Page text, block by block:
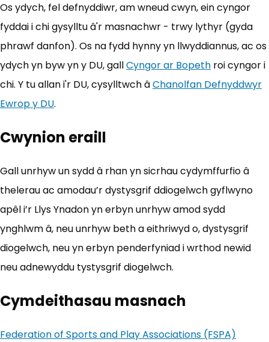
Os ydych, fel defnyddiwr, am wneud cwyn, ein cyngor
fyddai i chi gysylltu â'r masnachwr - trwy lythyr (gyda
phrawf danfon). Os na fydd hynny yn llwyddiannus, ac os
ydych yn byw yn y DU, gallCyngor ar Bopeth (yn agor
roi cyngor i
chi. Y tu allan i'r DU, cysylltwch âChanolfan Defnyddwyr
Ewrop y DU(yn agor mewn tab newydd)
.
Cwynion eraill
Gall unrhyw un sydd â rhan yn sicrhau cydymffurfio â
thelerau ac amodau’r dystysgrif ddiogelwch gyflwyno
apêl i’r Llys Ynadon yn erbyn unrhyw amod sydd
ynghlwm â, neu unrhyw beth a eithriwyd o, dystysgrif
diogelwch, neu yn erbyn penderfyniad i wrthod newid
neu adnewyddu tystysgrif diogelwch.
Cymdeithasau masnach
Federation of Sports and Play Associations (FSPA)